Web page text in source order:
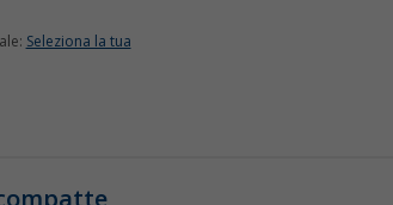
Seleziona la tua